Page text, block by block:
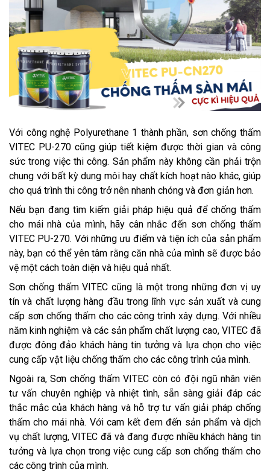
Với công nghệ Polyurethane 1 thành phần, sơn chống thấm
VITEC PU-270 cũng giúp tiết kiệm được thời gian và công
sức trong việc thi công. Sản phẩm này không cần phải trộn
chung với bất kỳ dung môi hay chất kích hoạt nào khác, giúp
cho quá trình thi công trở nên nhanh chóng và đơn giản hơn.
Nếu bạn đang tìm kiếm giải pháp hiệu quả để chống thấm
cho mái nhà của mình, hãy cân nhắc đến sơn chống thấm
VITEC PU-270. Với những ưu điểm và tiện ích của sản phẩm
này, bạn có thể yên tâm rằng căn nhà của mình sẽ được bảo
vệ một cách toàn diện và hiệu quả nhất.
Sơn chống thấm VITEC cũng là một trong những đơn vị uy
tín và chất lượng hàng đầu trong lĩnh vực sản xuất và cung
cấp sơn chống thấm cho các công trình xây dựng. Với nhiều
năm kinh nghiệm và các sản phẩm chất lượng cao, VITEC đã
được đông đảo khách hàng tin tưởng và lựa chọn cho việc
cung cấp vật liệu chống thấm cho các công trình của mình.
Ngoài ra, Sơn chống thấm VITEC còn có đội ngũ nhân viên
tư vấn chuyên nghiệp và nhiệt tình, sẵn sàng giải đáp các
thắc mắc của khách hàng và hỗ trợ tư vấn giải pháp chống
thấm cho mái nhà. Với cam kết đem đến sản phẩm và dịch
vụ chất lượng, VITEC đã và đang được nhiều khách hàng tin
tưởng và lựa chọn trong việc cung cấp sơn chống thấm cho
các công trình của mình.